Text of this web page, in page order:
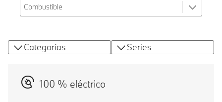
Categorías Series
100 % eléctrico